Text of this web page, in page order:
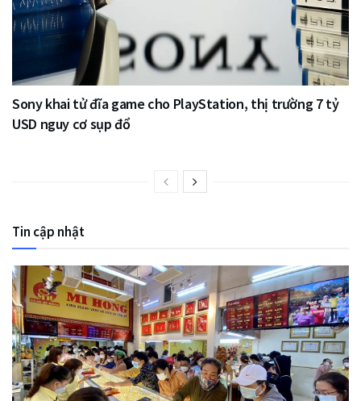
Sony khai tử đĩa game cho PlayStation, thị trường 7 tỷ
USD nguy cơ sụp đổ
Tin cập nhật